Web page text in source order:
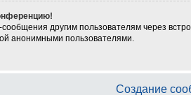
другим пользователям через
анонимными пользователями.
Создание